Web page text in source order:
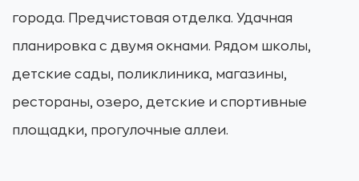
города. Предчистовая отделка. Удачная
планировка с двумя окнами. Рядом школы,
детские сады, поликлиника, магазины,
рестораны, озеро, детские и спортивные
площадки, прогулочные аллеи.